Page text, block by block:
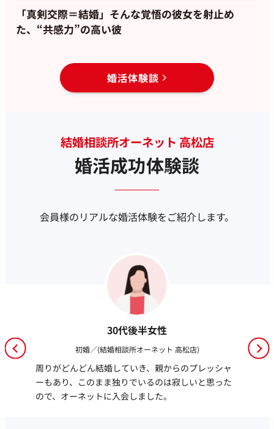
「真剣交際＝結婚」そんな覚悟の彼女を射止め
た、“共感力”の高い彼
婚活体験談
結婚相談所オーネット 高松店
婚活成功体験談
会員様のリアルな婚活体験をご紹介します。
30代後半女性
初婚／(結婚相談所オーネット 高松店)
周りがどんどん結婚していき、親からのプレッシャ
ーもあり、このまま独りでいるのは寂しいと思った
ので、オーネットに入会しました。